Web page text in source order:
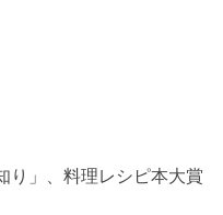
り」、料理レシピ本大賞